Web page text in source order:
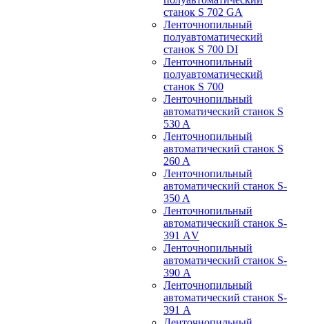
станок S 702 GA
Ленточнопильный
полуавтоматический
станок S 700 DI
Ленточнопильный
полуавтоматический
станок S 700
Ленточнопильный
автоматический станок S
530 A
Ленточнопильный
автоматический станок S
260 A
Ленточнопильный
автоматический станок S-
350 A
Ленточнопильный
автоматический станок S-
391 АV
Ленточнопильный
автоматический станок S-
390 А
Ленточнопильный
автоматический станок S-
391 А